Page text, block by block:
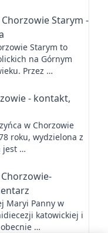
Starym -
Starym to
na Górnym
Przez …
- kontakt,
w Chorzowie
roku, wydzielona z
jest …
Maryi Panny w
katowickiej i
…